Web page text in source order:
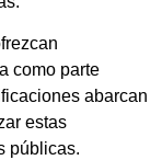
como parte
abarcan
estas
públicas.